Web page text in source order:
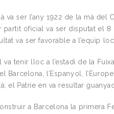
va ser l’any 1922 de la mà del
oficial va ser disputat el 8
va ser favorable a l’equip
tenir lloc a l’estadi de la
Barcelona, l’Espanyol,
el Patrie en va resultar
a Barcelona la primera